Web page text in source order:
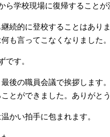
学校現場に復帰することが
続的に登校することはあり
も言ってこなくなりました。
です。
後の職員会議で挨拶します。
とができました。ありがと
かい拍手に包まれます。